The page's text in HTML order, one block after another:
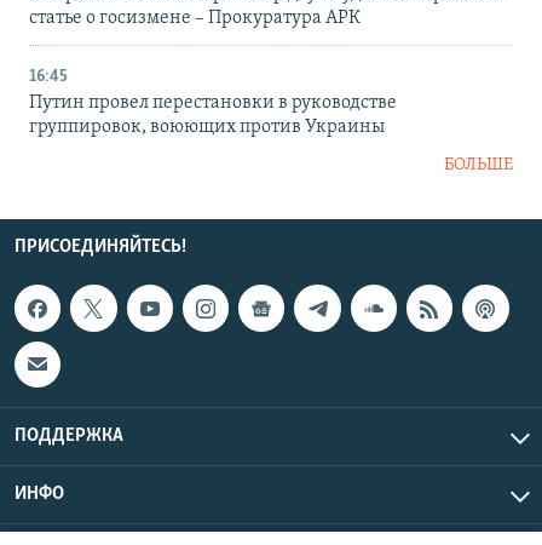
статье о госизмене – Прокуратура АРК
16:45
Путин провел перестановки в руководстве
группировок, воюющих против Украины
БОЛЬШЕ
ПРИСОЕДИНЯЙТЕСЬ!
ПОДДЕРЖКА
ИНФО